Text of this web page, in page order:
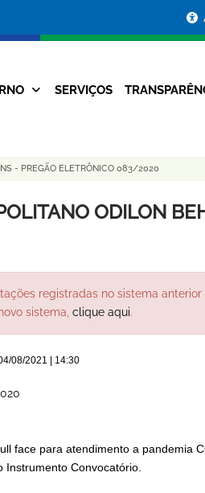
SERVIÇOS
- PREGÃO ELETRÔNICO 083/2020
ODILON
registradas no sistema
sistema, clique aqui.
08/2021 | 14:30
face para atendimento a pandemia
Instrumento Convocatório.